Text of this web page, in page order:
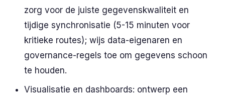
zorg voor de juiste gegevenskwaliteit en
tijdige synchronisatie (5-15 minuten voor
kritieke routes); wijs data-eigenaren en
governance-regels toe om gegevens schoon
te houden.
Visualisatie en dashboards: ontwerp een